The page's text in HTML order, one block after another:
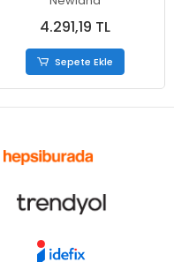
4.291,19 TL
Sepete Ekle